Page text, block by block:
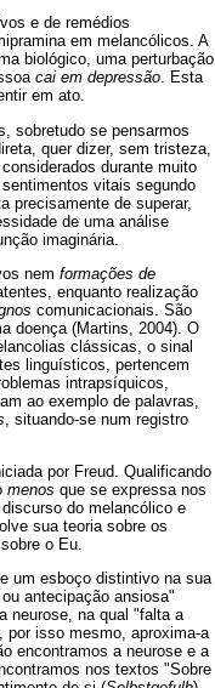
e de remédios
em melancólicos. A
biológico, uma perturbação
cai em depressão. Esta
em ato.
sobretudo se pensarmos
quer dizer, sem tristeza,
durante muito
sentimentos vitais segundo
precisamente de superar,
de uma análise
imaginária.
nem formações de
enquanto realização
comunicacionais. São
doença (Martins, 2004). O
clássicas, o sinal
linguísticos, pertencem
intrapsíquicos,
ao exemplo de palavras,
, situando-se num registro
por Freud. Qualificando
menos que se expressa nos
do melancólico e
sua teoria sobre os
o Eu.
um esboço distintivo na sua
antecipação ansiosa"
neurose, na qual "falta a
por isso mesmo, aproxima-a
encontramos a neurose e a
nos textos "Sobre